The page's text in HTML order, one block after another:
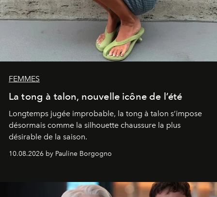
FEMMES
La tong à talon, nouvelle icône de l’été
Longtemps jugée improbable, la tong à talon s’impose
désormais comme la silhouette chaussure la plus
désirable de la saison.
10.08.2026 by Pauline Borgogno